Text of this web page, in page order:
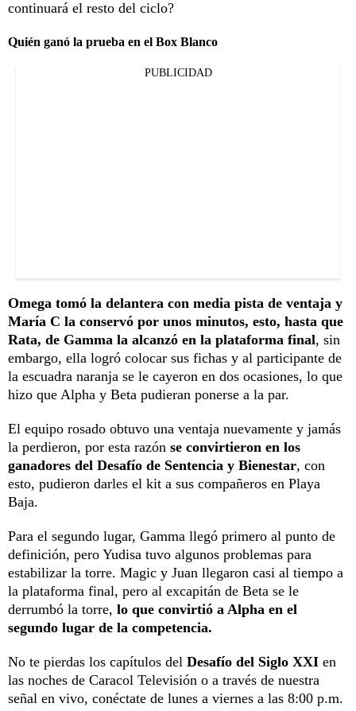
continuará el resto del ciclo?
Quién ganó la prueba en el Box Blanco
PUBLICIDAD
Omega tomó la delantera con media pista de ventaja y
María C la conservó por unos minutos, esto, hasta que
Rata, de Gamma la alcanzó en la plataforma final, sin
embargo, ella logró colocar sus fichas y al participante de
la escuadra naranja se le cayeron en dos ocasiones, lo que
hizo que Alpha y Beta pudieran ponerse a la par.
El equipo rosado obtuvo una ventaja nuevamente y jamás
la perdieron, por esta razón se convirtieron en los
ganadores del Desafío de Sentencia y Bienestar, con
esto, pudieron darles el kit a sus compañeros en Playa
Baja.
Para el segundo lugar, Gamma llegó primero al punto de
definición, pero Yudisa tuvo algunos problemas para
estabilizar la torre. Magic y Juan llegaron casi al tiempo a
la plataforma final, pero al excapitán de Beta se le
derrumbó la torre, lo que convirtió a Alpha en el
segundo lugar de la competencia.
No te pierdas los capítulos del Desafío del Siglo XXI en
las noches de Caracol Televisión o a través de nuestra
señal en vivo, conéctate de lunes a viernes a las 8:00 p.m.